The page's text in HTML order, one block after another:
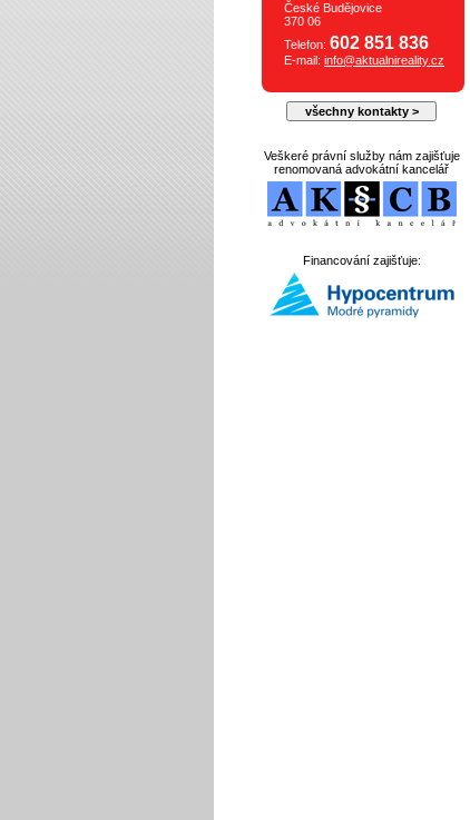
České Budějovice
370 06
Telefon: 602 851 836
E-mail: info@aktualnireality.cz
všechny kontakty >
Veškeré právní služby nám zajišťuje
renomovaná advokátní kancelář
Financování zajišťuje: